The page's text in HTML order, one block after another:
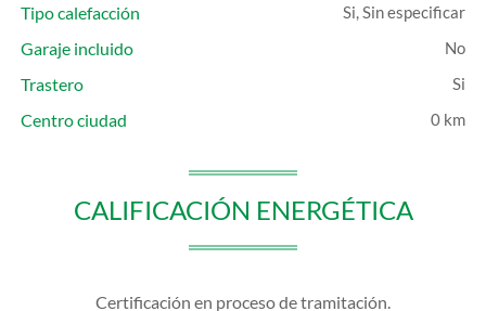
Tipo calefacción
Si, Sin especificar
Garaje incluido
Trastero
Centro ciudad
0 km
CALIFICACIÓN ENERGÉTICA
Certificación en proceso de tramitación.